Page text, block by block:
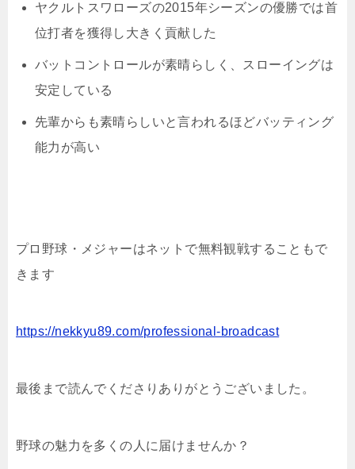
ヤクルトスワローズの2015年シーズンの優勝では首
位打者を獲得し大きく貢献した
バットコントロールが素晴らしく、スローイングは
安定している
先輩からも素晴らしいと言われるほどバッティング
能力が高い
プロ野球・メジャーはネットで無料観戦することもで
きます
https://nekkyu89.com/professional-broadcast
最後まで読んでくださりありがとうございました。
野球の魅力を多くの人に届けませんか？